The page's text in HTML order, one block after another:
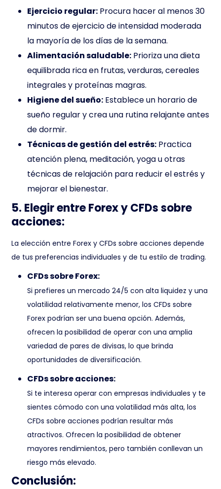
Ejercicio regular: Procura hacer al menos 30
minutos de ejercicio de intensidad moderada
la mayoría de los días de la semana.
Alimentación saludable: Prioriza una dieta
equilibrada rica en frutas, verduras, cereales
integrales y proteínas magras.
Higiene del sueño: Establece un horario de
sueño regular y crea una rutina relajante antes
de dormir.
Técnicas de gestión del estrés: Practica
atención plena, meditación, yoga u otras
técnicas de relajación para reducir el estrés y
mejorar el bienestar.
5. Elegir entre Forex y CFDs sobre
acciones:
La elección entre Forex y CFDs sobre acciones depende
de tus preferencias individuales y de tu estilo de trading.
CFDs sobre Forex:
Si prefieres un mercado 24/5 con alta liquidez y una
volatilidad relativamente menor, los CFDs sobre
Forex podrían ser una buena opción. Además,
ofrecen la posibilidad de operar con una amplia
variedad de pares de divisas, lo que brinda
oportunidades de diversificación.
CFDs sobre acciones:
Si te interesa operar con empresas individuales y te
sientes cómodo con una volatilidad más alta, los
CFDs sobre acciones podrían resultar más
atractivos. Ofrecen la posibilidad de obtener
mayores rendimientos, pero también conllevan un
riesgo más elevado.
Conclusión: